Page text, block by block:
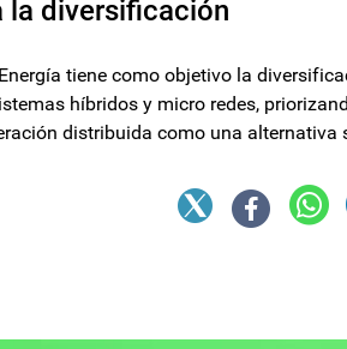
la diversificación
tiene como objetivo la
híbridos y micro redes,
distribuida como una alternativa